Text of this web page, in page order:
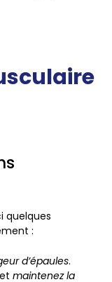
quelques
:
d’épaules.
et maintenez la